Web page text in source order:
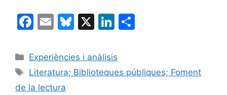
F
c
e
b
E
ai
l
Bl
e
s
X
Li
k
e p
Categories
Experiències i anàlisis
Etiquetes
Literatura; Biblioteques públiques; Foment
de la lectura